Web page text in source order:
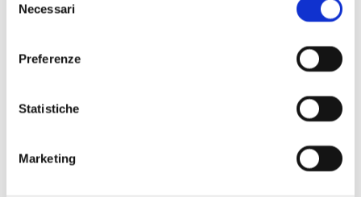
delNecessari
Preferenze
Statistiche
Marketing